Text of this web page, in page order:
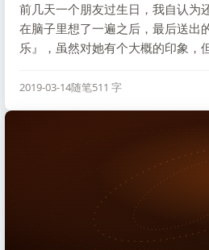
前几天一个朋友过生日，我自认为
在脑子里想了一遍之后，最后送出
乐』，虽然对她有个大概的印象，
难了。
2019-03-14随笔511 字